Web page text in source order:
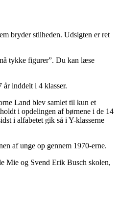
bryder stilheden. Udsigten er ret
tykke figurer”. Du kan læse
inddelt i 4 klasser.
Land blev samlet til kun et
i opdelingen af børnene i de 14
i alfabetet gik så i Y-klasserne
af unge op gennem 1970-erne.
Mie og Svend Erik Busch skolen,